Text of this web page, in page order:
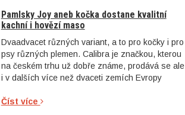
Pamlsky Joy aneb kočka dostane kvalitní
kachní i hovězí maso
Dvaadvacet různých variant, a to pro kočky i pro
psy různých plemen. Calibra je značkou, kterou
na českém trhu už dobře známe, prodává se ale
i v dalších více než dvaceti zemích Evropy
Číst více